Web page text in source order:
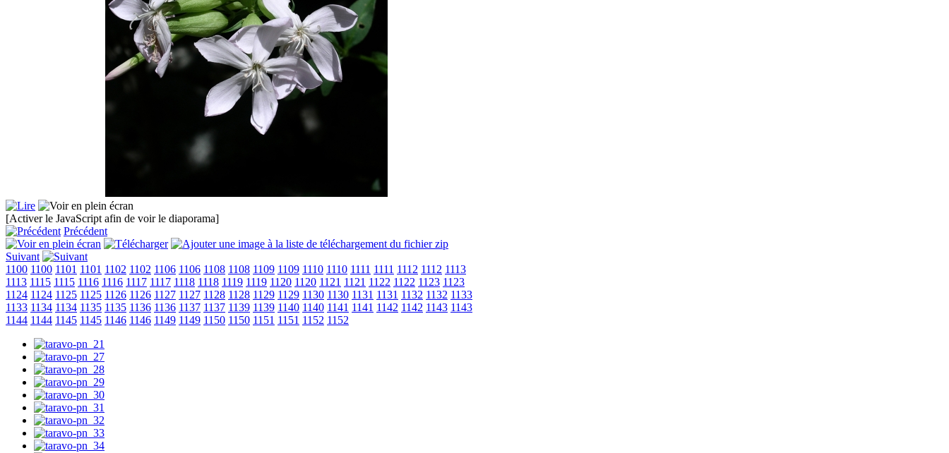
[Activer le JavaScript afin de voir le diaporama]
Précédent
Suivant
1100 1100 1101 1101 1102 1102 1106 1106 1108 1108 1109 1109 1110 1110 1111 1111 1112 1112 1113
1113 1115 1115 1116 1116 1117 1117 1118 1118 1119 1119 1120 1120 1121 1121 1122 1122 1123 1123
1124 1124 1125 1125 1126 1126 1127 1127 1128 1128 1129 1129 1130 1130 1131 1131 1132 1132 1133
1133 1134 1134 1135 1135 1136 1136 1137 1137 1139 1139 1140 1140 1141 1141 1142 1142 1143 1143
1144 1144 1145 1145 1146 1146 1149 1149 1150 1150 1151 1151 1152 1152